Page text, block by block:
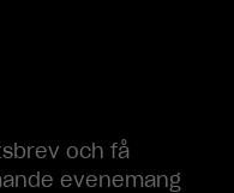
och få
evenemang